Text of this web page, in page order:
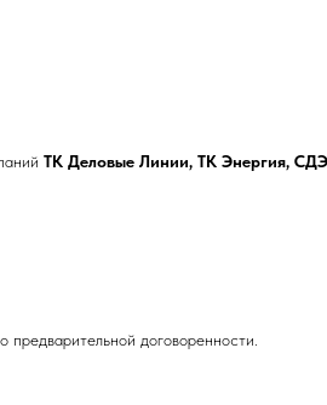
ТК Деловые Линии, ТК Энергия,
договоренности.